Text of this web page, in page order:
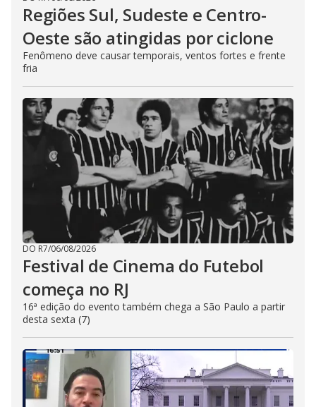
Regiões Sul, Sudeste e Centro-
Oeste são atingidas por ciclone
Fenômeno deve causar temporais, ventos fortes e frente
fria
DO R7/06/08/2026
Festival de Cinema do Futebol
começa no RJ
16ª edição do evento também chega a São Paulo a partir
desta sexta (7)